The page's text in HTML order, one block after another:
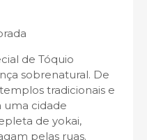
de Tóquio
sobrenatural. De
tradicionais e
uma cidade
de yokai,
pelas ruas.